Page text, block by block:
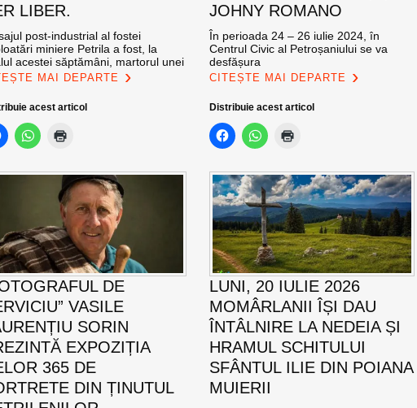
LIBER.
post-industrial al fostei
miniere Petrila a fost, la
acestei săptămâni, martorul unei
MAI DEPARTE
acest articol
JOHNY ROMANO
În perioada 24 – 26 iulie 2024, în
Centrul Civic al Petroșaniului se va
desfășura
CITEȘTE MAI DEPARTE
Distribuie acest articol
DE
VASILE
SORIN
EXPOZIȚIA
365 DE
DIN ȚINUTUL
LUNI, 20 IULIE 2026
MOMÂRLANII ÎȘI DAU
ÎNTÂLNIRE LA NEDEIA ȘI
HRAMUL SCHITULUI
SFÂNTUL ILIE DIN POIANA
MUIERII